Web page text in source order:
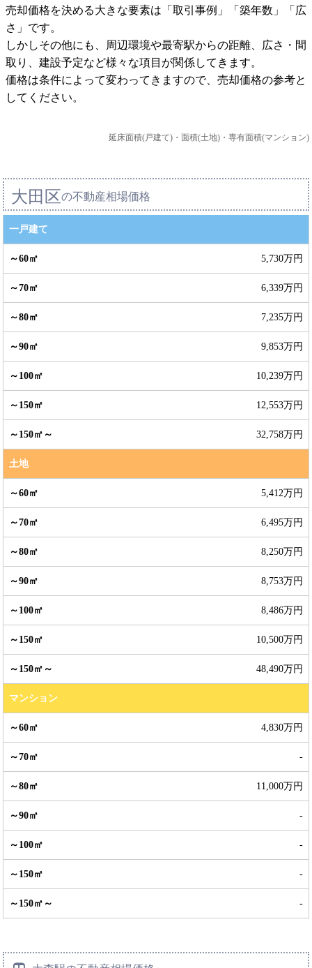
売却価格を決める大きな要素は「取引事例」「築年数」「広
さ」です。
しかしその他にも、周辺環境や最寄駅からの距離、広さ・間
取り、建設予定など様々な項目が関係してきます。
価格は条件によって変わってきますので、売却価格の参考と
してください。
延床面積(戸建て)・面積(土地)・専有面積(マンション)
大田区の不動産相場価格
一戸建て
5,730万円
6,339万円
7,235万円
9,853万円
10,239万円
12,553万円
32,758万円
土地
5,412万円
6,495万円
8,250万円
8,753万円
8,486万円
10,500万円
48,490万円
マンション
4,830万円
-
11,000万円
-
-
-
-